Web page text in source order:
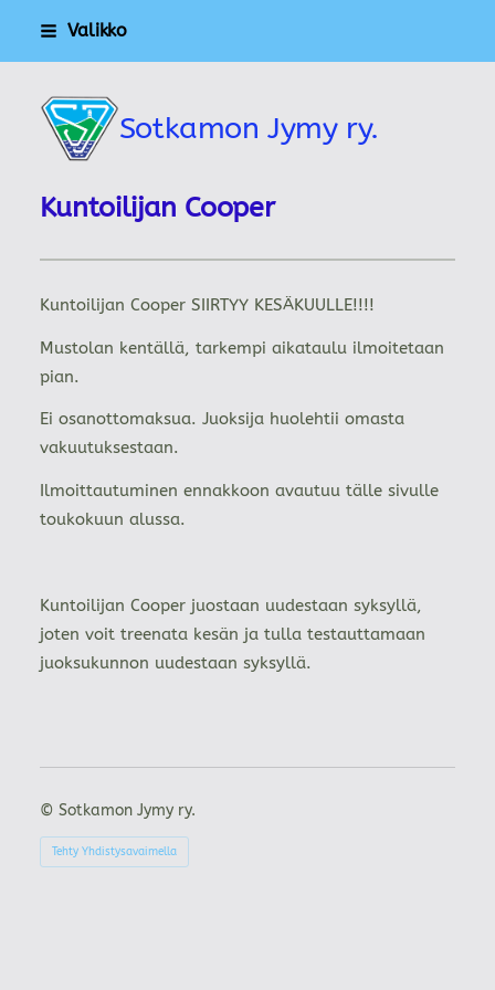
Siirry
Valikko
Sotkamon Jymy ry.
Kuntoilijan Cooper
Kuntoilijan Cooper SIIRTYY KESÄKUULLE!!!!
Mustolan kentällä, tarkempi aikataulu ilmoitetaan
pian.
Ei osanottomaksua. Juoksija huolehtii omasta
vakuutuksestaan.
Ilmoittautuminen ennakkoon avautuu tälle sivulle
toukokuun alussa.
Kuntoilijan Cooper juostaan uudestaan syksyllä,
joten voit treenata kesän ja tulla testauttamaan
juoksukunnon uudestaan syksyllä.
© Sotkamon Jymy ry.
Tehty Yhdistysavaimella